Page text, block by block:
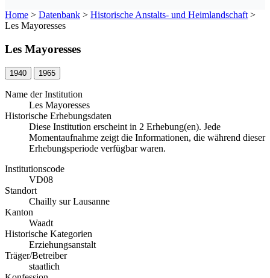
Home > Datenbank > Historische Anstalts- und Heimlandschaft >
Les Mayoresses
Les Mayoresses
1940 1965
Name der Institution
Les Mayoresses
Historische Erhebungsdaten
Diese Institution erscheint in 2 Erhebung(en). Jede
Momentaufnahme zeigt die Informationen, die während dieser
Erhebungsperiode verfügbar waren.
Institutionscode
VD08
Standort
Chailly sur Lausanne
Kanton
Waadt
Historische Kategorien
Erziehungsanstalt
Träger/Betreiber
staatlich